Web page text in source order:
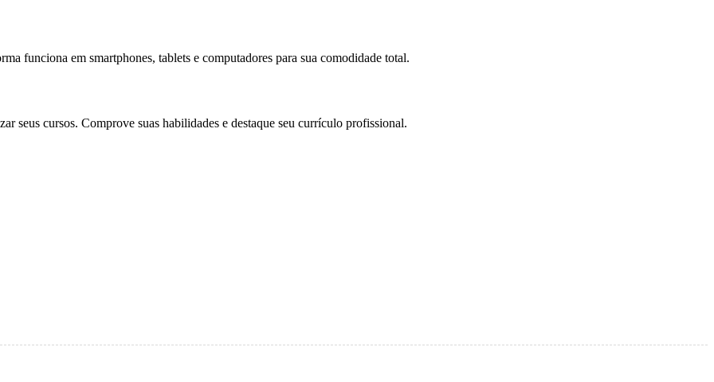
funciona em smartphones, tablets e computadores para sua comodidade total.
seus cursos. Comprove suas habilidades e destaque seu currículo profissional.